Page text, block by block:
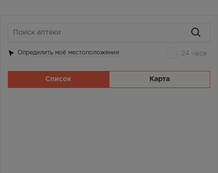
Определить моё местоположение 24 часа
Список Карта